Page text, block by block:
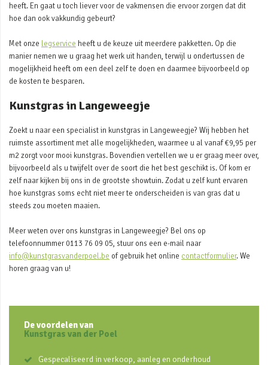
heeft. En gaat u toch liever voor de vakmensen die ervoor zorgen dat dit
hoe dan ook vakkundig gebeurt?
Met onze legservice heeft u de keuze uit meerdere pakketten. Op die
manier nemen we u graag het werk uit handen, terwijl u ondertussen de
mogelijkheid heeft om een deel zelf te doen en daarmee bijvoorbeeld op
de kosten te besparen.
Kunstgras in Langeweegje
Zoekt u naar een specialist in kunstgras in Langeweegje? Wij hebben het
ruimste assortiment met alle mogelijkheden, waarmee u al vanaf €9,95 per
m2 zorgt voor mooi kunstgras. Bovendien vertellen we u er graag meer over,
bijvoorbeeld als u twijfelt over de soort die het best geschikt is. Of kom er
zelf naar kijken bij ons in de grootste showtuin. Zodat u zelf kunt ervaren
hoe kunstgras soms echt niet meer te onderscheiden is van gras dat u
steeds zou moeten maaien.
Meer weten over ons kunstgras in Langeweegje? Bel ons op
telefoonnummer 0113 76 09 05, stuur ons een e-mail naar
info@kunstgrasvanderpoel.be of gebruik het online contactformulier. We
horen graag van u!
De voordelen van
Kunstgras van der Poel
Gespecaliseerd in verkoop, aanleg en onderhoud